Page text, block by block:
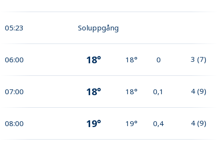
05:23 Soluppgång
06:00 18° 18° 0 3 (7)
07:00 18° 18° 0,1 4 (9)
08:00 19° 19° 0,4 4 (9)